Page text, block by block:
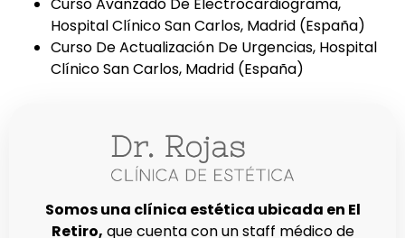
Curso Avanzado De Electrocardiograma,
Hospital Clínico San Carlos, Madrid (España)
Curso De Actualización De Urgencias, Hospital
Clínico San Carlos, Madrid (España)
Somos una clínica estética ubicada en El
Retiro, que cuenta con un staff médico de